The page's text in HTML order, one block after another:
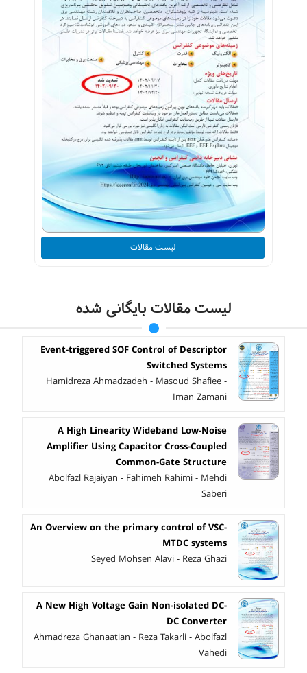
لیست مقالات
لیست مقالات بایگانی شده
Event-triggered SOF Control of Descriptor
Switched Systems
Hamidreza Ahmadzadeh - Masoud Shafiee -
Iman Zamani
A High Linearity Wideband Low-Noise
Amplifier Using Capacitor Cross-Coupled
Common-Gate Structure
Abolfazl Rajaiyan - Fahimeh Rahimi - Mehdi
Saberi
An Overview on the primary control of VSC-
MTDC systems
Seyed Mohsen Alavi - Reza Ghazi
A New High Voltage Gain Non-isolated DC-
DC Converter
Ahmadreza Ghanaatian - Reza Takarli - Abolfazl
Vahedi